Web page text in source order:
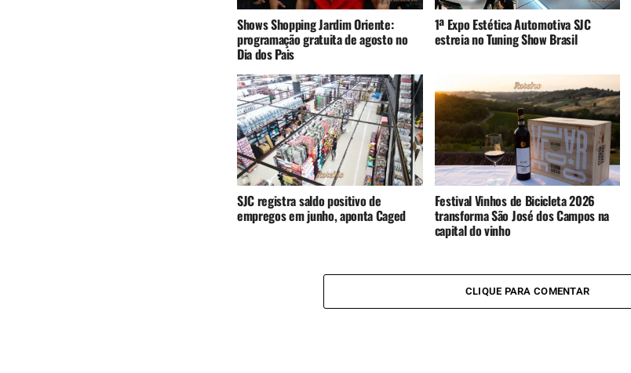
Shows Shopping Jardim Oriente:
programação gratuita de agosto no
Dia dos Pais
1ª Expo Estética Automotiva SJC
estreia no Tuning Show Brasil
SJC registra saldo positivo de
empregos em junho, aponta Caged
Festival Vinhos de Bicicleta 2026
transforma São José dos Campos na
capital do vinho
CLIQUE PARA COMENTAR